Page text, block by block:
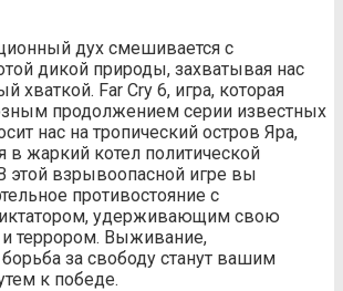
дух смешивается с
дикой природы, захватывая нас
хваткой. Far Cry 6, игра, которая
продолжением серии известных
нас на тропический остров Яра,
жаркий котел политической
этой взрывоопасной игре вы
противостояние с
удерживающим свою
и террором. Выживание,
за свободу станут вашим
к победе.